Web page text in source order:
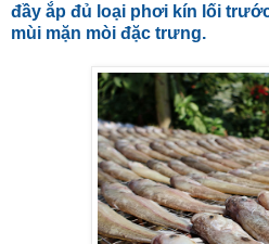
đầy ắp đủ loại phơi kín lối
mùi mặn mòi đặc trưng.